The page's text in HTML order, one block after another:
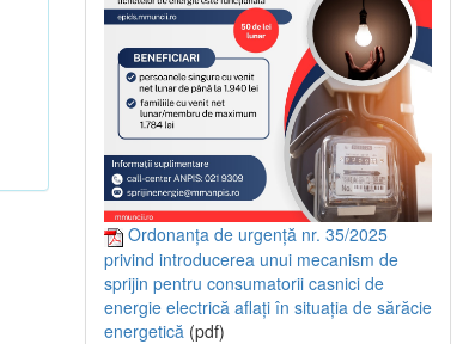
Ordonanța de urgență nr. 35/2025
privind introducerea unui mecanism de
sprijin pentru consumatorii casnici de
energie electrică aflați în situația de sărăcie
energetică (pdf)